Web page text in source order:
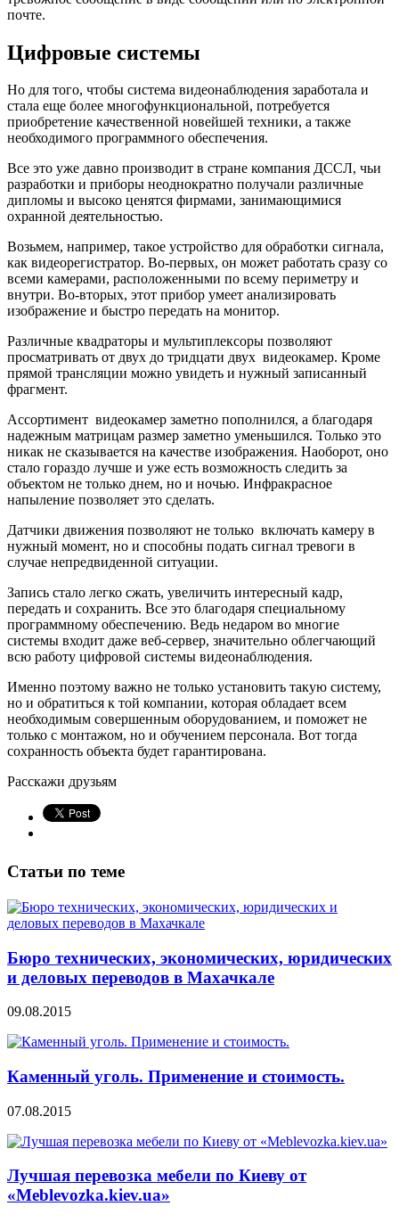
почте.
Цифровые системы
Но для того, чтобы система видеонаблюдения заработала и
стала еще более многофункциональной, потребуется
приобретение качественной новейшей техники, а также
необходимого программного обеспечения.
Все это уже давно производит в стране компания ДССЛ, чьи
разработки и приборы неоднократно получали различные
дипломы и высоко ценятся фирмами, занимающимися
охранной деятельностью.
Возьмем, например, такое устройство для обработки сигнала,
как видеорегистратор. Во-первых, он может работать сразу со
всеми камерами, расположенными по всему периметру и
внутри. Во-вторых, этот прибор умеет анализировать
изображение и быстро передать на монитор.
Различные квадраторы и мультиплексоры позволяют
просматривать от двух до тридцати двух видеокамер. Кроме
прямой трансляции можно увидеть и нужный записанный
фрагмент.
Ассортимент видеокамер заметно пополнился, а благодаря
надежным матрицам размер заметно уменьшился. Только это
никак не сказывается на качестве изображения. Наоборот, оно
стало гораздо лучше и уже есть возможность следить за
объектом не только днем, но и ночью. Инфракрасное
напыление позволяет это сделать.
Датчики движения позволяют не только включать камеру в
нужный момент, но и способны подать сигнал тревоги в
случае непредвиденной ситуации.
Запись стало легко сжать, увеличить интересный кадр,
передать и сохранить. Все это благодаря специальному
программному обеспечению. Ведь недаром во многие
системы входит даже веб-сервер, значительно облегчающий
всю работу цифровой системы видеонаблюдения.
Именно поэтому важно не только установить такую систему,
но и обратиться к той компании, которая обладает всем
необходимым совершенным оборудованием, и поможет не
только с монтажом, но и обучением персонала. Вот тогда
сохранность объекта будет гарантирована.
Расскажи друзьям
Статьи по теме
Бюро технических, экономических, юридических
и деловых переводов в Махачкале
09.08.2015
Каменный уголь. Применение и стоимость.
07.08.2015
Лучшая перевозка мебели по Киеву от
«Meblevozka.kiev.ua»